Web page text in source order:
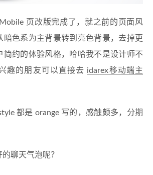
页改版完成了，就之前的页面风
暗色系为主背景转到亮色背景，去掉更
简约的体验风格，哈哈我不是设计师不
趣的朋友可以直接去 idarex移动端主
都是 orange 写的，感触颇多，分期
聊天气泡呢？